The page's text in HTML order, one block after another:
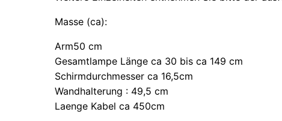
Masse (ca):
Arm50 cm
Gesamtlampe Länge ca 30 bis ca 149 cm
Schirmdurchmesser ca 16,5cm
Wandhalterung : 49,5 cm
Laenge Kabel ca 450cm